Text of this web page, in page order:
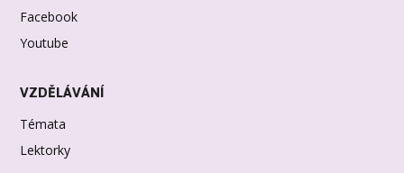
Facebook
Youtube
VZDĚLÁVÁNÍ
Témata
Lektorky